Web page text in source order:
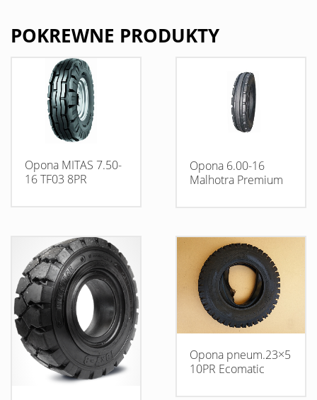
POKREWNE PRODUKTY
Opona MITAS 7.50-
16 TF03 8PR
Opona 6.00-16
Malhotra Premium
Opona pneum.23×5
10PR Ecomatic